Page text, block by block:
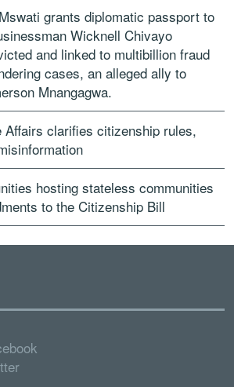
grants diplomatic passport to
Wicknell Chivayo
and linked to multibillion fraud
cases, an alleged ally to
Mnangagwa.
Affairs clarifies citizenship rules,
hosting stateless communities
to the Citizenship Bill